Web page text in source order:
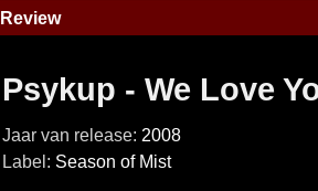
Review
Psykup - We Love
Jaar van release: 2008
Label: Season of Mist